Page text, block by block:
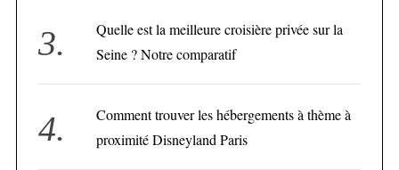
Quelle est la meilleure croisière privée sur la
Seine ? Notre comparatif
Comment trouver les hébergements à thème à
proximité Disneyland Paris